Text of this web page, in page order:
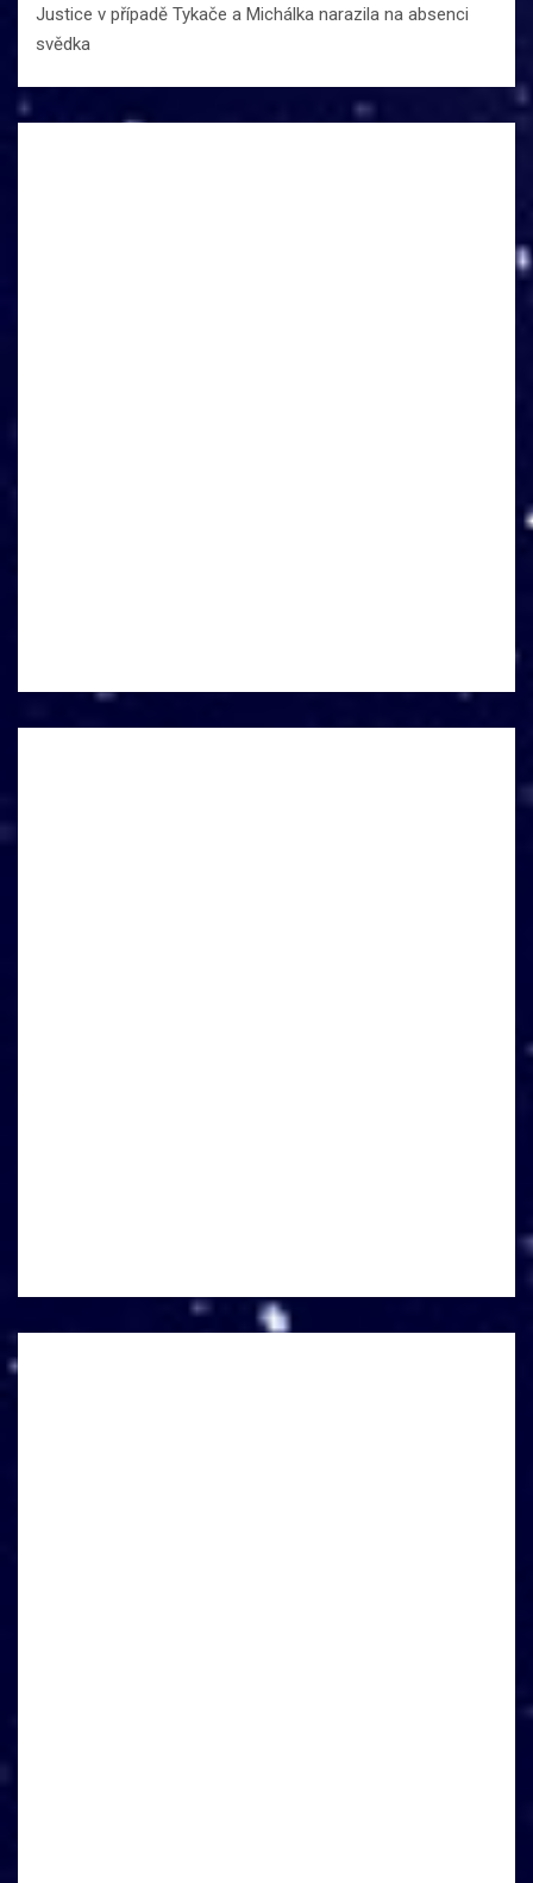
Justice v případě Tykače a Michálka narazila na absenci
svědka